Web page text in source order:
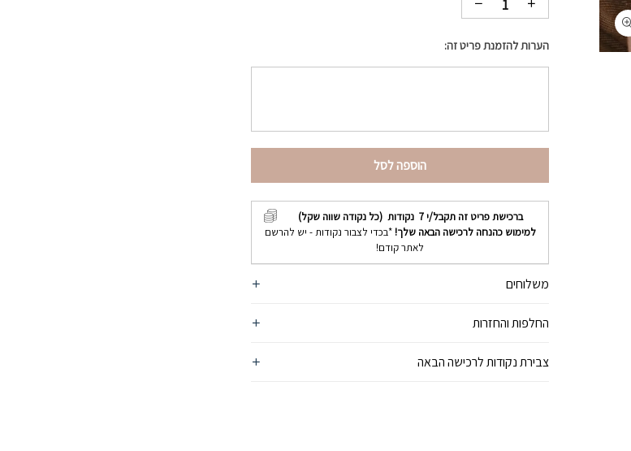
הערות להזמנת פריט זה:
הוספה לסל
ברכישת פריט זה תקבל/י 7נקודות (כל נקודה שווה שקל)
למימוש כהנחה לרכישה הבאה שלך! *בכדי לצבור נקודות - יש להרשם
לאתר קודם!
משלוחים
החלפות והחזרות
צבירת נקודות לרכישה הבאה